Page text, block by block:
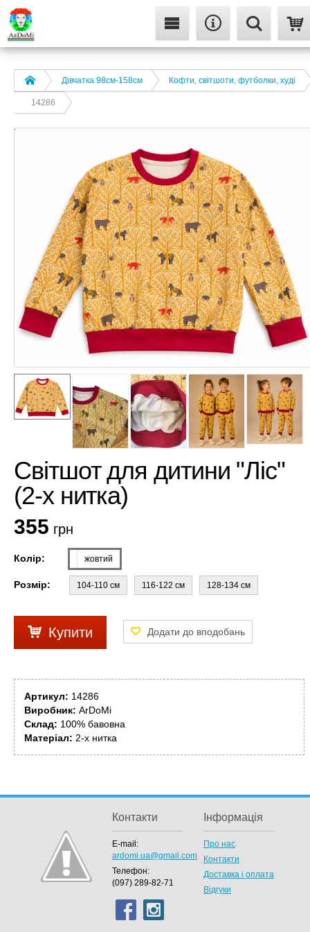
Дівчатка 98cм-158см Кофти, світшоти, футболки, худі
14286
Світшот для дитини "Ліс"
(2-х нитка)
355 грн
Колір: жовтий
Розмір: 104-110 см 116-122 см 128-134 см
Купити
Артикул: 14286
Виробник: ArDoMi
Склад: 100% бавовна
Матеріал: 2-х нитка
Контакти
E-mail:
ardomi.ua@gmail.com
Телефон:
(097) 289-82-71
Інформація
Про нас
Контакти
Доставка і оплата
Відгуки